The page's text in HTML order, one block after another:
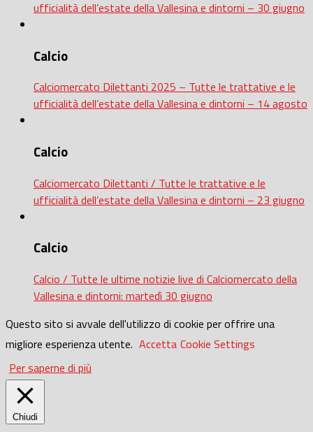
ufficialità dell’estate della Vallesina e dintorni – 30 giugno
Calcio
Calciomercato Dilettanti 2025 – Tutte le trattative e le
ufficialità dell’estate della Vallesina e dintorni – 14 agosto
Calcio
Calciomercato Dilettanti / Tutte le trattative e le
ufficialità dell’estate della Vallesina e dintorni – 23 giugno
Calcio
Calcio / Tutte le ultime notizie live di Calciomercato della
Vallesina e dintorni: martedì 30 giugno
Questo sito si avvale dell'utilizzo di cookie per offrire una
migliore esperienza utente. Accetta Cookie Settings
Per saperne di più
Chiudi